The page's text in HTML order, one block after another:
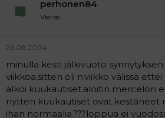
e
t
n
a
o
i
t
i
i
s
t
i
perhonen84
Vieras
26.08.2004
minulla kesti jälkivuoto
viikkoa,sitten oli n.viikko välissä
alkoi kuukautiset.aloitin mercelon
nytten kuukautiset ovat kestäneet
ihan normaalia.???loppua ei